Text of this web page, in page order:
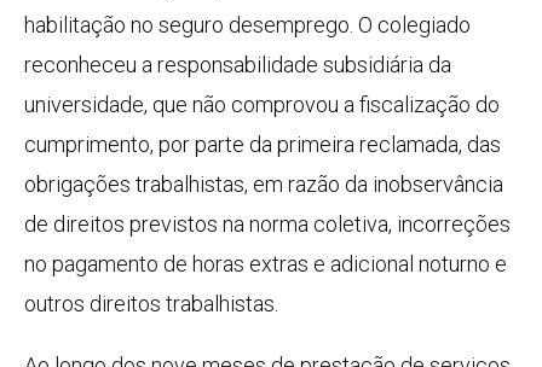
habilitação no seguro desemprego. O colegiado
reconheceu a responsabilidade subsidiária da
universidade, que não comprovou a fiscalização do
cumprimento, por parte da primeira reclamada, das
obrigações trabalhistas, em razão da inobservância
de direitos previstos na norma coletiva, incorreções
no pagamento de horas extras e adicional noturno e
outros direitos trabalhistas.